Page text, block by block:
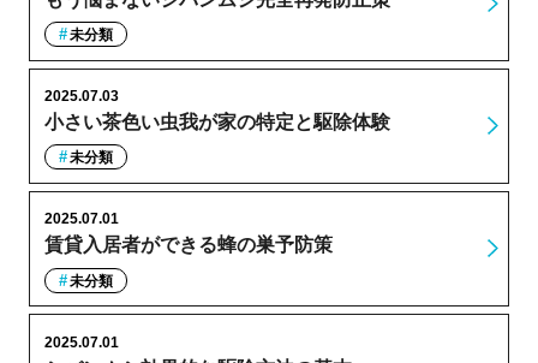
未分類
小さい茶色い虫我が家の特定と駆除体験
2025.07.03
未分類
賃貸入居者ができる蜂の巣予防策
2025.07.01
未分類
2025.07.01